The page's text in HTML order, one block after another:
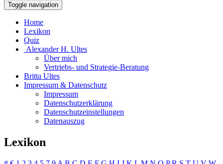
Toggle navigation
Home
Lexikon
Quiz
Alexander H. Ultes
Über mich
Vertriebs- und Strategie-Beratung
Britta Ultes
Impressum & Datenschutz
Impressum
Datenschutzerklärung
Datenschutzeinstellungen
Datenauszug
Lexikon